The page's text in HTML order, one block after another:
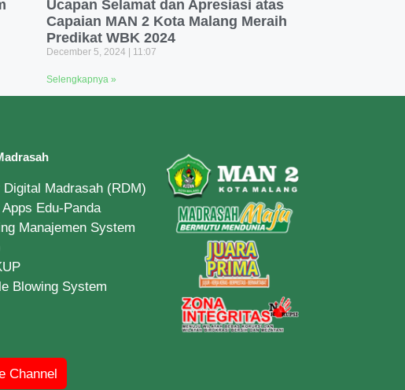
Ucapan Selamat dan Apresiasi atas
Capaian MAN 2 Kota Malang Meraih
Predikat WBK 2024
December 5, 2024 11:07
Selengkapnya »
Digital Madrasah (RDM)
Apps Edu-Panda
Manajemen System
Blowing System
Channel